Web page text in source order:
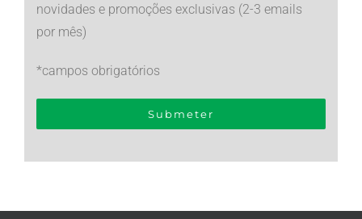
novidades e promoções exclusivas (2-3 emails
por mês)
*campos obrigatórios